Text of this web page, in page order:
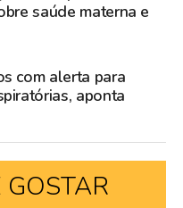
saúde materna e
com alerta para
aponta